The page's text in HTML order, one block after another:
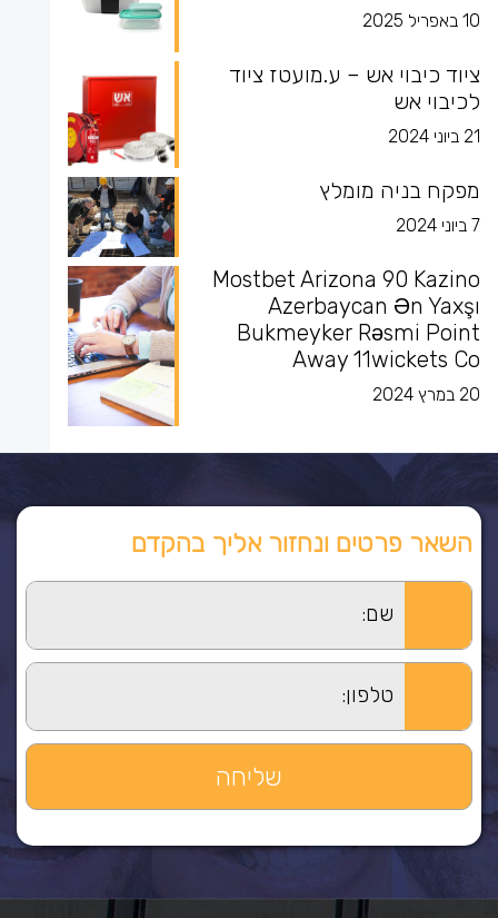
10 באפריל 2025
ציוד כיבוי אש – ע.מועטז ציוד
לכיבוי אש
21 ביוני 2024
מפקח בניה מומלץ
7 ביוני 2024
Mostbet Arizona 90 Kazino
Azerbaycan Ən Yaxşı
Bukmeyker Rəsmi Point
Away 11wickets Co
20 במרץ 2024
השאר פרטים ונחזור אליך בהקדם